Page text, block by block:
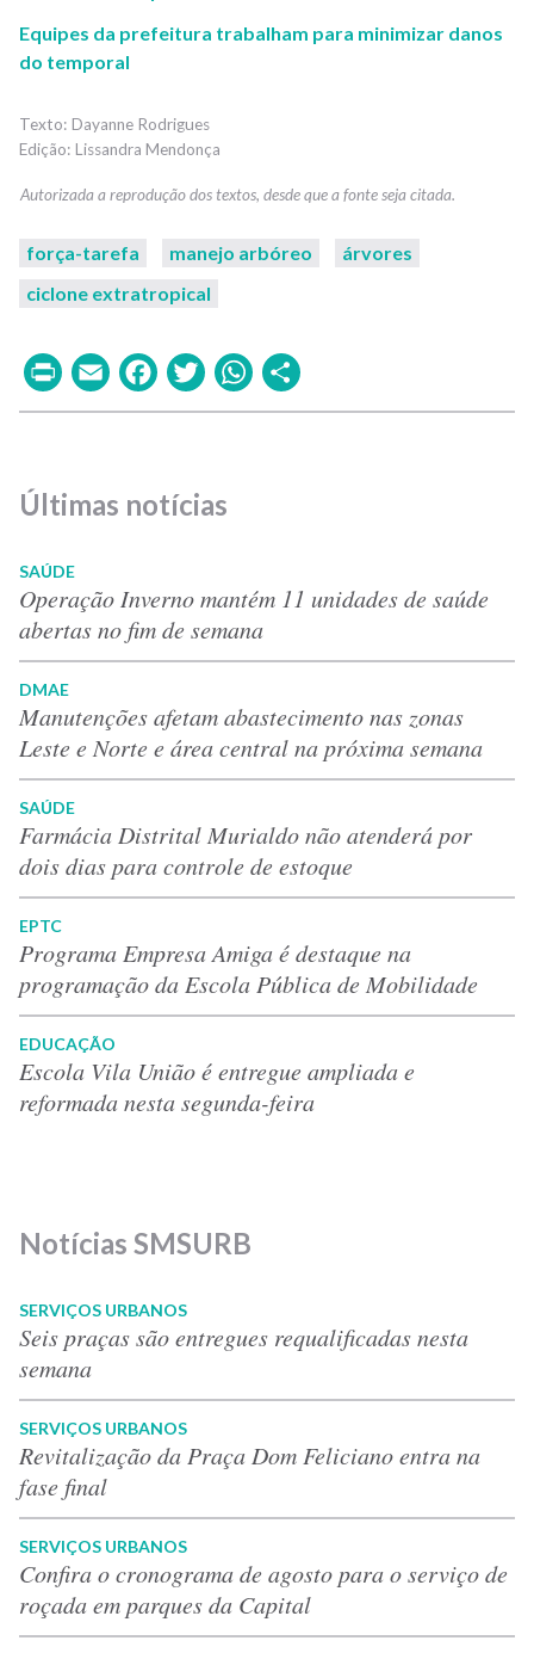
Equipes da prefeitura trabalham para minimizar danos
do temporal
Dayanne Rodrigues
Lissandra Mendonça
força-tarefa manejo arbóreo
árvores
ciclone extratropical
PrintEmailFacebook
TwitterWhatsApp
Últimas notícias
SAÚDE
Operação Inverno mantém 11 unidades de saúde
abertas no fim de semana
DMAE
Manutenções afetam abastecimento nas zonas
Leste e Norte e área central na próxima semana
SAÚDE
Farmácia Distrital Murialdo não atenderá por
dois dias para controle de estoque
EPTC
Programa Empresa Amiga é destaque na
programação da Escola Pública de Mobilidade
EDUCAÇÃO
Escola Vila União é entregue ampliada e
reformada nesta segunda-feira
Notícias SMSURB
SERVIÇOS URBANOS
Seis praças são entregues requalificadas nesta
semana
SERVIÇOS URBANOS
Revitalização da Praça Dom Feliciano entra na
fase final
SERVIÇOS URBANOS
Confira o cronograma de agosto para o serviço de
roçada em parques da Capital